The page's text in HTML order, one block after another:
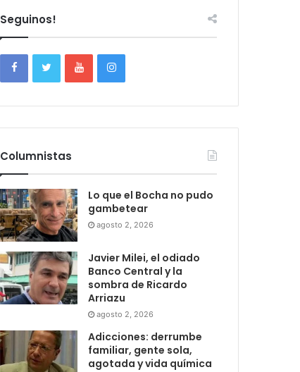
Seguinos!
Columnistas
Lo que el Bocha no pudo
gambetear
agosto 2, 2026
Javier Milei, el odiado
Banco Central y la
sombra de Ricardo
Arriazu
agosto 2, 2026
Adicciones: derrumbe
familiar, gente sola,
agotada y vida química